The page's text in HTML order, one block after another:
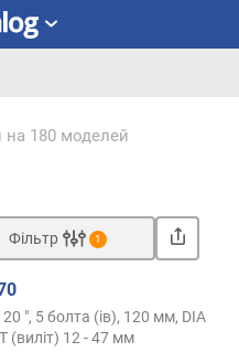
на 180 моделей
Фільтр 1
20 ", 5 болта (ів), 120 мм, DIA
(виліт) 12 - 47 мм